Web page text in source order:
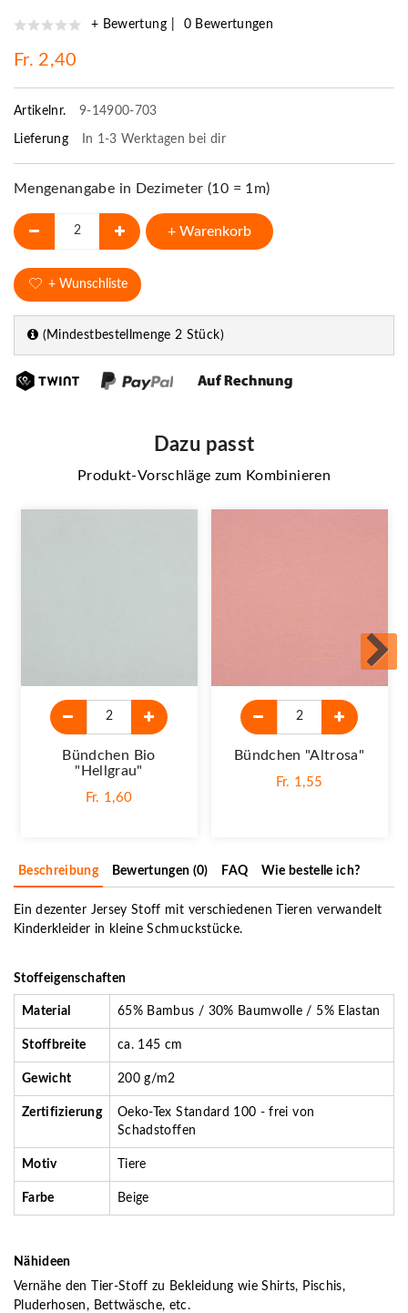
+ Bewertung 0 Bewertungen
Fr. 2,40
Artikelnr. 9-14900-703
Lieferung In 1-3 Werktagen bei dir
Mengenangabe in Dezimeter (10 = 1m)
+ Warenkorb
+ Wunschliste
(Mindestbestellmenge 2 Stück)
Dazu passt
Produkt-Vorschläge zum Kombinieren
Bündchen Bio
"Hellgrau"
Fr. 1,60
Bündchen "altrosa"
Fr. 1,55
Beschreibung Bewertungen (0) FAQ Wie bestelle ich?
Ein dezenter Jersey Stoff mit verschiedenen Tieren verwandelt
Kinderkleider in kleine Schmuckstücke.
Stoffeigenschaften
Material 65% Bambus / 30% Baumwolle / 5% Elastan
Stoffbreite ca. 145 cm
Gewicht 200 g/m2
Zertifizierung
Oeko-Tex Standard 100 - frei von
Schadstoffen
Motiv Tiere
Farbe Beige
Nähideen
Vernähe den Tier-Stoff zu Bekleidung wie Shirts, Pischis,
Pluderhosen, Bettwäsche, etc.